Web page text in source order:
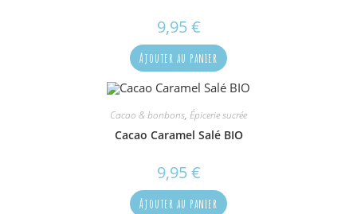
9,95€
Ajouter au panier
Cacao & bonbons, Épicerie sucrée
Cacao Caramel Salé BIO
9,95€
Ajouter au panier